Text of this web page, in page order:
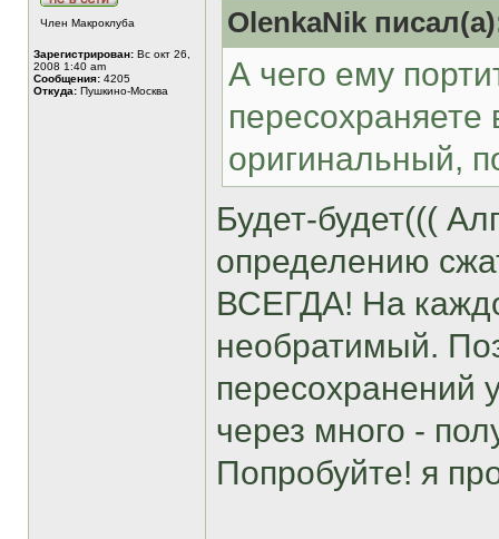
Член Макроклуба
Зарегистрирован: Вс окт 26,
2008 1:40 am
Сообщения: 4205
Откуда: Пушкино-Москва
OlenkaNik
А чего ему
пересохраняете
оригинальный,
Будет-будет(((
определению
ВСЕГДА! На
необратимый.
пересохранений
через много -
Попробуйте! я